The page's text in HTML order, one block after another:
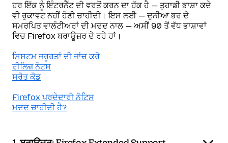
ਹਰ ਇੱਕ ਨੂੰ ਇੰਟਰਨੈੱਟ ਦੀ ਵਰਤੋਂ ਕਰਨ ਦਾ ਹੱਕ ਹੈ — ਤੁਹਾਡੀ ਭਾਸ਼ਾ ਕਦੇ
ਵੀ ਰੁਕਾਵਟ ਨਹੀਂ ਹੋਣੀ ਚਾਹੀਦੀ। ਇਸ ਲਈ — ਦੁਨੀਆ ਭਰ ਦੇ
ਸਮਰਪਿਤ ਵਾਲੰਟੀਅਰਾਂ ਦੀ ਮਦਦ ਨਾਲ — ਅਸੀਂ 90 ਤੋਂ ਵੱਧ ਭਾਸ਼ਾਵਾਂ
ਵਿਚ Firefox ਬਰਾਊਜ਼ਰ ਦੇ ਰਹੇ ਹਾਂ।
ਸਿਸਟਮ ਜਰੂਰਤਾਂ ਦੀ ਜਾਂਚ ਕਰੋ
ਰੀਲਿਜ਼ ਨੋਟਸ
ਸਰੋਤ ਕੋਡ
Firefox ਪਰਦੇਦਾਰੀ ਨੋਟਿਸ
ਮਦਦ ਚਾਹੀਦੀ ਹੈ?